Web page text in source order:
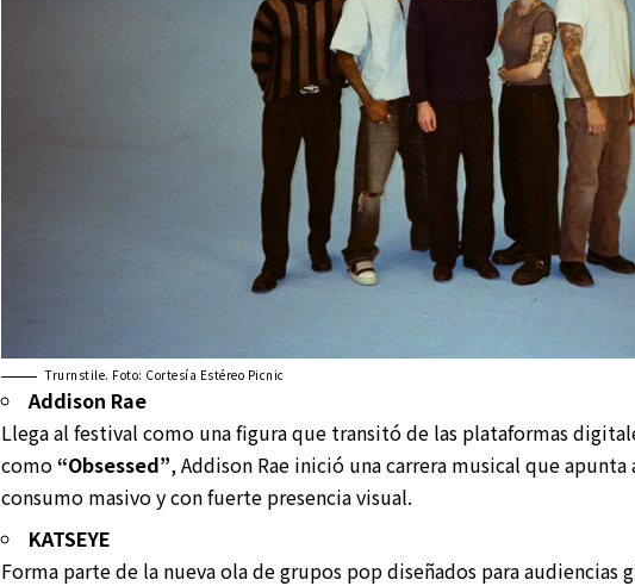
Trurnstile. Foto: Cortesía Estéreo Picnic
Addison Rae
Llega al festival como una figura que transitó de las plataformas
como“Obsessed”, Addison Rae inició una carrera musical que
consumo masivo y con fuerte presencia visual.
KATSEYE
Forma parte de la nueva ola de grupos pop diseñados para audiencias